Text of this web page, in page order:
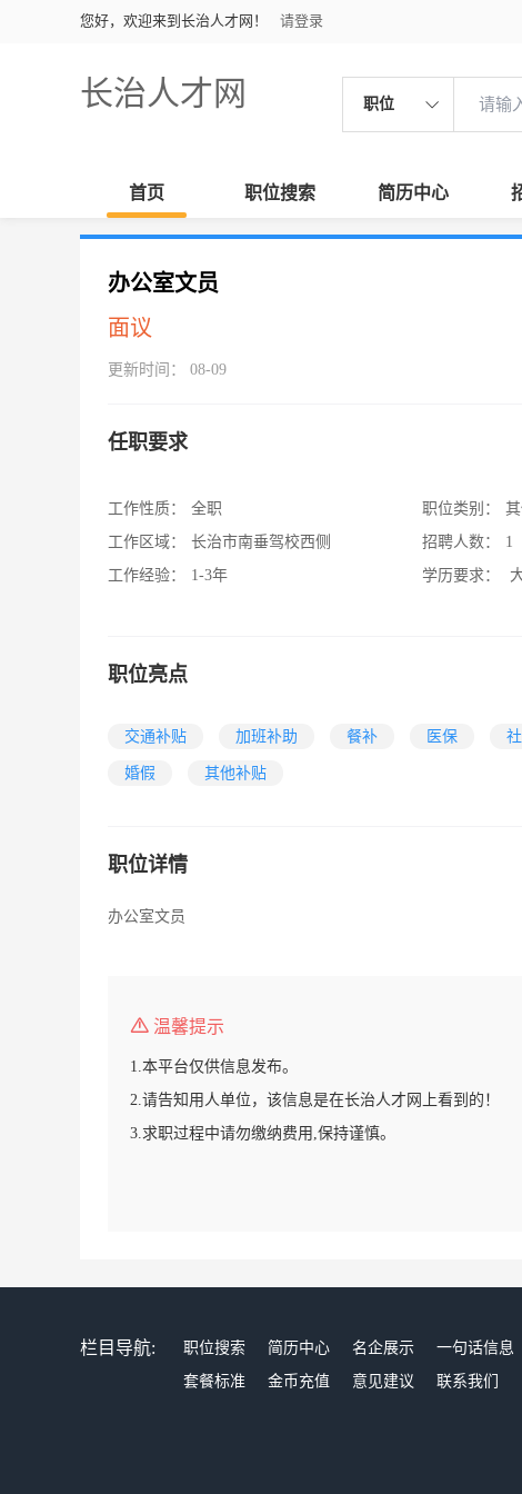
您好，欢迎来到长治人才网！ 请登录
长治人才网 职位
首页 职位搜索 简历中心
办公室文员
面议
更新时间： 08-09
任职要求
工作性质：
全职
工作区域：
长治市南垂驾校西侧
工作经验：
1-3年
职位类别：
招聘人数：
1
学历要求：
职位亮点
交通补贴 加班补助 餐补 医保
婚假 其他补贴
职位详情
办公室文员
温馨提示
1.本平台仅供信息发布。
2.请告知用人单位，该信息是在长治人才网上看到的！
3.求职过程中请勿缴纳费用,保持谨慎。
栏目导航: 职位搜索 简历中心 名企展示 一句话信息
套餐标准
金币充值 意见建议 联系我们